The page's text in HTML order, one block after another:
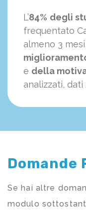
L’84% degli
frequentato
almeno 3
e della
analizzati, dati
Domande
Se hai altre
modulo